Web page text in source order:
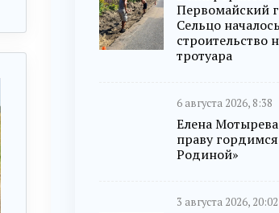
Первомайский
Сельцо началось
строительство
тротуара
6 августа 2026, 8:38
Елена
праву
Родиной»
3 августа 2026, 20:02